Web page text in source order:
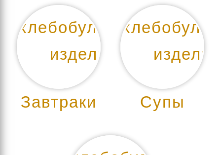
Завтраки Супы